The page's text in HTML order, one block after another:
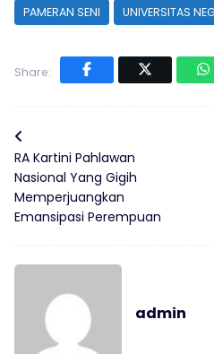
PAMERAN SENI
UNIVERSITAS
Share:
RA Kartini Pahlawan
Nasional Yang Gigih
Memperjuangkan
Emansipasi Perempuan
admin